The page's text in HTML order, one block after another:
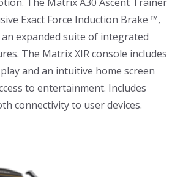
Exact Force Induction Brake ™,
expanded suite of integrated
The Matrix XIR console includes
and an intuitive home screen
to entertainment. Includes
connectivity to user devices.